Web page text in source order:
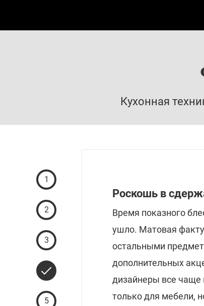
Кухонная
1
2
3
4
5
Роскошь в
Время показного
ушло. Матовая
остальными
дополнительных
дизайнеры все
только для мебели,